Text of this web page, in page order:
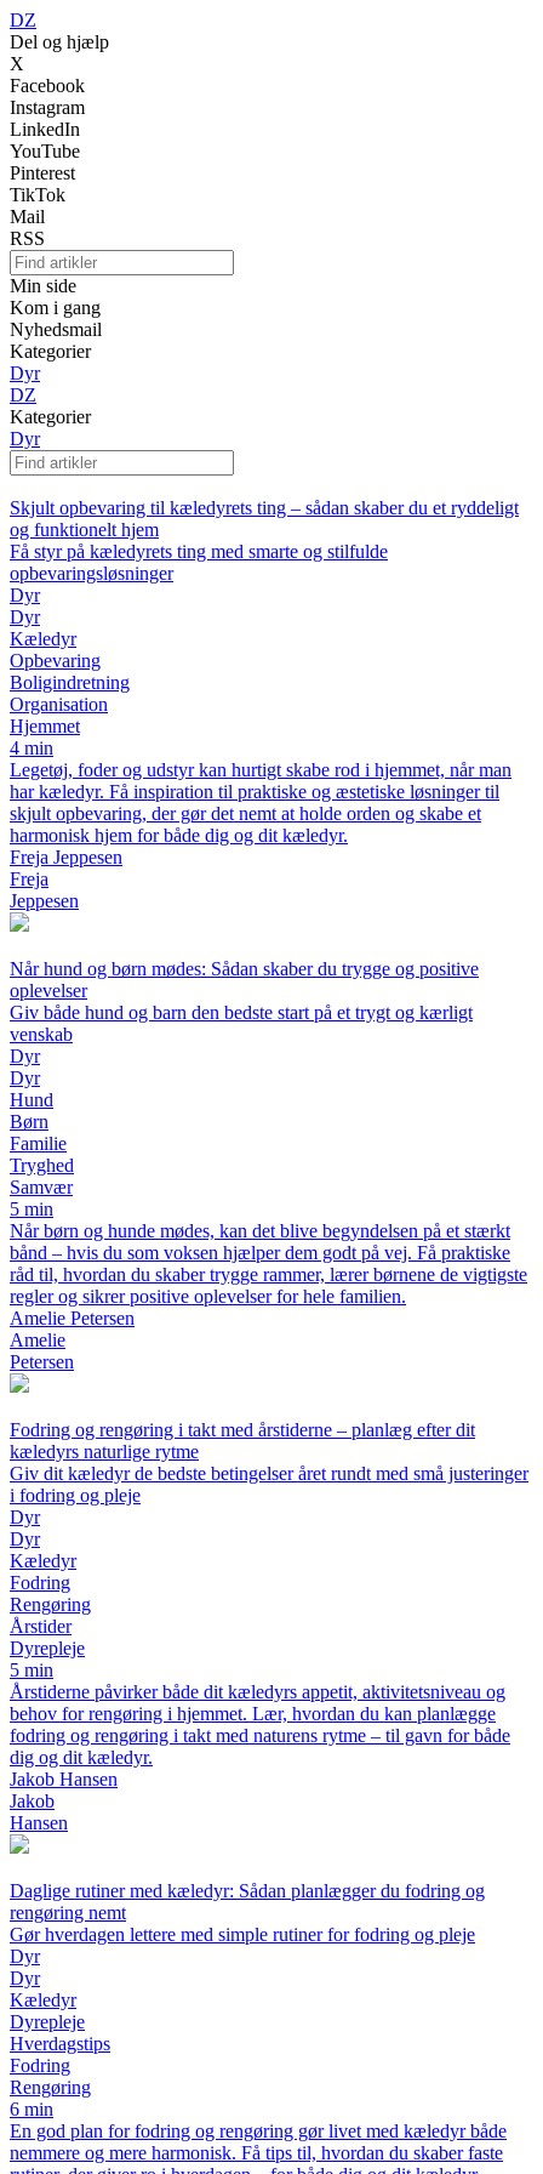
DZ
Del og hjælp
X
Facebook
Instagram
LinkedIn
YouTube
Pinterest
TikTok
Mail
RSS
Min side
Kom i gang
Nyhedsmail
Kategorier
Dyr
DZ
Kategorier
Dyr
Skjult opbevaring til kæledyrets ting – sådan skaber du et ryddeligt
og funktionelt hjem
Få styr på kæledyrets ting med smarte og stilfulde
opbevaringsløsninger
Dyr
Dyr
Kæledyr
Opbevaring
Boligindretning
Organisation
Hjemmet
4 min
Legetøj, foder og udstyr kan hurtigt skabe rod i hjemmet, når man
har kæledyr. Få inspiration til praktiske og æstetiske løsninger til
skjult opbevaring, der gør det nemt at holde orden og skabe et
harmonisk hjem for både dig og dit kæledyr.
Freja Jeppesen
Freja
Jeppesen
Når hund og børn mødes: Sådan skaber du trygge og positive
oplevelser
Giv både hund og barn den bedste start på et trygt og kærligt
venskab
Dyr
Dyr
Hund
Børn
Familie
Tryghed
Samvær
5 min
Når børn og hunde mødes, kan det blive begyndelsen på et stærkt
bånd – hvis du som voksen hjælper dem godt på vej. Få praktiske
råd til, hvordan du skaber trygge rammer, lærer børnene de vigtigste
regler og sikrer positive oplevelser for hele familien.
Amelie Petersen
Amelie
Petersen
Fodring og rengøring i takt med årstiderne – planlæg efter dit
kæledyrs naturlige rytme
Giv dit kæledyr de bedste betingelser året rundt med små justeringer
i fodring og pleje
Dyr
Dyr
Kæledyr
Fodring
Rengøring
Årstider
Dyrepleje
5 min
Årstiderne påvirker både dit kæledyrs appetit, aktivitetsniveau og
behov for rengøring i hjemmet. Lær, hvordan du kan planlægge
fodring og rengøring i takt med naturens rytme – til gavn for både
dig og dit kæledyr.
Jakob Hansen
Jakob
Hansen
Daglige rutiner med kæledyr: Sådan planlægger du fodring og
rengøring nemt
Gør hverdagen lettere med simple rutiner for fodring og pleje
Dyr
Dyr
Kæledyr
Dyrepleje
Hverdagstips
Fodring
Rengøring
6 min
En god plan for fodring og rengøring gør livet med kæledyr både
nemmere og mere harmonisk. Få tips til, hvordan du skaber faste